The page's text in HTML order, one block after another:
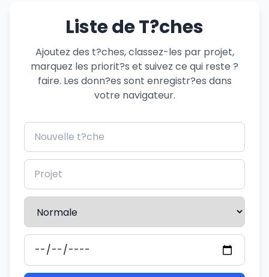
Liste de T?ches
Ajoutez des t?ches, classez-les par projet,
marquez les priorit?s et suivez ce qui reste ?
faire. Les donn?es sont enregistr?es dans
votre navigateur.